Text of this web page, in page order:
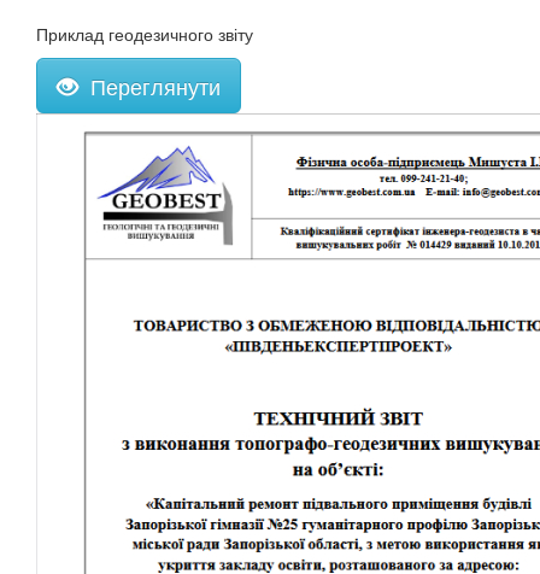
Приклад геодезичного звіту
Переглянути